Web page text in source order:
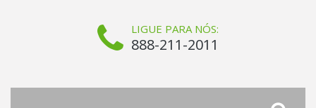
LIGUE PARA NÓS:
888-211-2011